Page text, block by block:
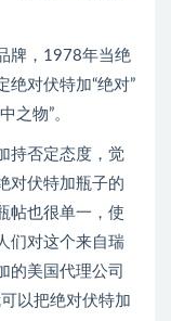
，1978年当绝
绝对伏特加“绝对”
之物”。
否定态度，觉
对伏特加瓶子的
帖也很单一，使
们对这个来自瑞
的美国代理公司
以把绝对伏特加